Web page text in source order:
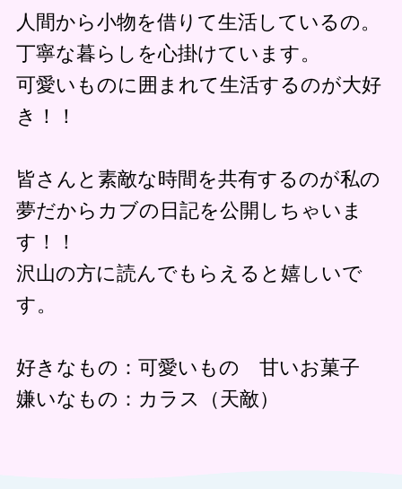
人間から小物を借りて生活しているの。
丁寧な暮らしを心掛けています。
可愛いものに囲まれて生活するのが大好
き！！
皆さんと素敵な時間を共有するのが私の
夢だからカブの日記を公開しちゃいま
す！！
沢山の方に読んでもらえると嬉しいで
す。
好きなもの：可愛いもの 甘いお菓子
嫌いなもの：カラス（天敵）